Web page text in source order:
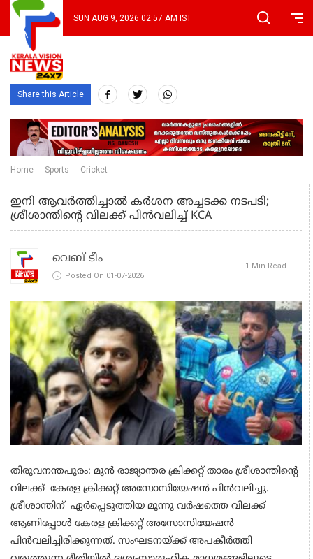
SUN AUG 9, 2026 02:57 AM IST
Share this Article
Home Sports Cricket
ഇനി ആവർത്തിച്ചാൽ കർശന അച്ചടക്ക നടപടി;
ശ്രീശാന്തിന്റെ വിലക്ക് പിൻവലിച്ച് KCA
വെബ് ടീം
Posted On 01-07-2026
1 Min Read
തിരുവനന്തപുരം: മുൻ രാജ്യാന്തര ക്രിക്കറ്റ് താരം ശ്രീശാന്തിന്റെ
വിലക്ക് കേരള ക്രിക്കറ്റ് അസോസിയേഷൻ പിൻവലിച്ചു.
ശ്രീശാന്തിന് ഏർപ്പെടുത്തിയ മൂന്നു വർഷത്തെ വിലക്ക്
ആണിപ്പോൾ കേരള ക്രിക്കറ്റ് അസോസിയേഷൻ
പിൻവലിച്ചിരിക്കുന്നത്. സംഘടനയ്ക്ക് അപകീർത്തി